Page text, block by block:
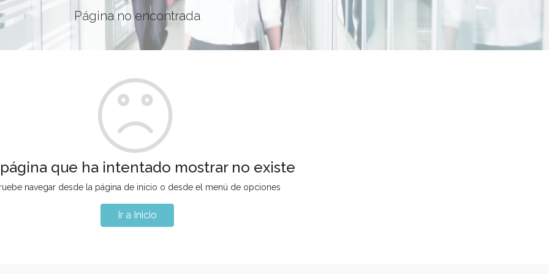
Página no encontrada
que ha intentado mostrar no existe
navegar desde la página de inicio o desde el menú de opciones
Ir a Inicio